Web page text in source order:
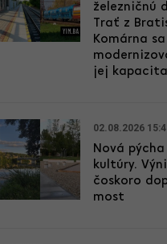
železničnú
Trať z
Komárna
jej kapacita
02.08.2026
Nová
kultúry.
čoskoro
most